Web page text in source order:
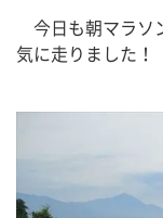
今日も朝マラソ
気に走りました！